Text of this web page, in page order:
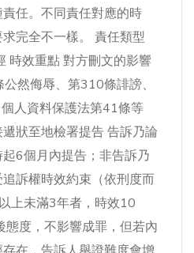
任。不同責任對應的時
完全不一樣。 責任類型
時效重點 對方刪文的影響
然侮辱、第310條誹謗、
人資料保護法第41條等
狀至地檢署提告 告訴乃論
6個月內提告；非告訴乃
訴權時效約束（依刑度而
上未滿3年者，時效10
態度，不影響成罪，但若內